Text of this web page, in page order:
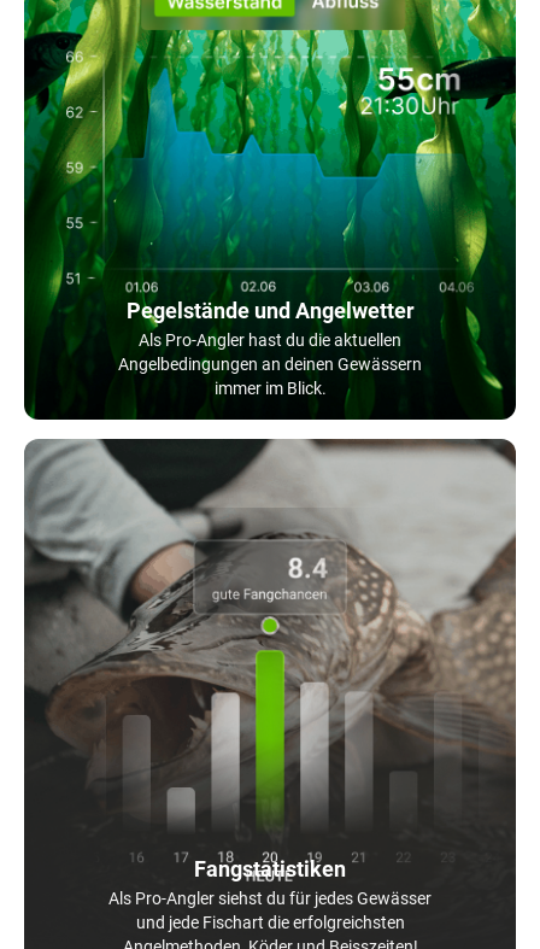
Pegelstände und Angelwetter
Als Pro-Angler hast du die aktuellen
Angelbedingungen an deinen Gewässern
immer im Blick.
Fangstatistiken
Als Pro-Angler siehst du für jedes Gewässer
und jede Fischart die erfolgreichsten